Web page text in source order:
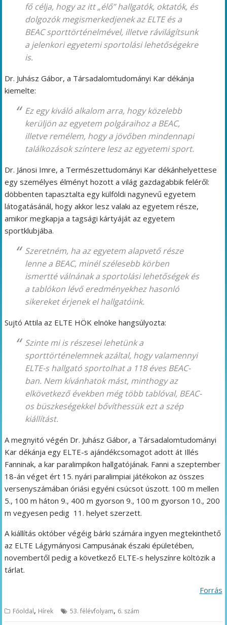
fő célja, hogy az itt „élő” hallgatók, oktatók, és
dolgozók megismerkedjenek az ELTE és a
BEAC sporttörténelmével, illetve rávilágítsunk
a jelenkori egyetemi sportolási lehetőségekre
is.
Dr. Juhász Gábor, a Társadalomtudományi Kar dékánja
kiemelte:
Ez egy kiváló alkalom arra, hogy közelebb
kerüljön az egyetem polgáraihoz a BEAC,
illetve remélem, hogy a jövőben mindennapi
találkozások színtere lesz az egyetemi sport.
Dr. Jánosi Imre, a Természettudományi Kar dékánhelyettese
egy személyes élményt hozott a világ gazdagabbik feléről:
döbbenten tapasztalta egy külföldi nagynevű egyetem
látogatásánál, hogy akkor lesz valaki az egyetem része,
amikor megkapja a tagsági kártyáját az egyetem
sportklubjába.
Szeretném, ha az egyetem alapvető része
lenne a BEAC, minél szélesebb körben
ismertté válnának a sportolási lehetőségek és
a tablókon lévő eredményekhez hasonló
sikereket érjenek el hallgatóink.
Sujtó Attila az ELTE HÖK elnöke hangsúlyozta:
Szinte mi is részesei lehetünk a
sporttörténelemnek azáltal, hogy valamennyi
ELTE-s hallgató sportolhat a 118 éves BEAC-
ban. Nem kívánhatok mást, minthogy az
elkövetkező években még több tablóval, BEAC-
os büszkeségekkel bővíthessük ezt a szép
kiállítást.
A megnyitó végén Dr. Juhász Gábor, a Társadalomtudományi
Kar dékánja egy ELTE-s ajándékcsomagot adott át Illés
Fanninak, a kar paralimpikon hallgatójának. Fanni a szeptember
18-án véget ért 15. nyári paralimpiai játékokon az összes
versenyszámában óriási egyéni csúcsot úszott. 100 m mellen
5., 100 m háton 9., 400 m gyorson 9., 100 m gyorson 10., 200
m vegyesen pedig 11. helyet szerzett.
A kiállítás október végéig bárki számára ingyen megtekinthető
az ELTE Lágymányosi Campusának északi épületében,
novembertől pedig a következő ELTE-s helyszínre költözik a
tárlat.
Forrás
Főoldal, Hírek 53. félévfolyam, 6. szám